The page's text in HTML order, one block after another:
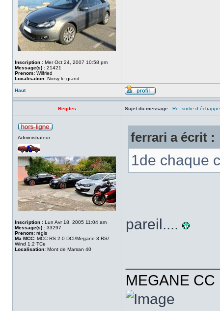
Inscription : Mer Oct 24, 2007 10:58 pm
Message(s) : 21421
Prenom: Wilfried
Localisation: Noisy le grand
Haut
Regdes Sujet du message : Re: sortie d
Administrateur
Inscription : Lun Avr 18, 2005 11:04 am
Message(s) : 33297
Prenom: régis
Ma MCC: MCC RS 2.0 DCI/Megane 3 RS/
Wind 1.2 TCe
Localisation: Mont de Marsan 40
ferrari a écrit :
1de chaque
pareil....
MEGANE